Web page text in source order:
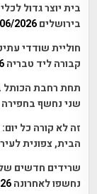
בית יוצר גדול
בירושלים 2026
חוליית שודדי
קבורה ליד טבריה
תחת רחבת הכותל
שני נחשף בחפירה
זה לא קורה כל
הבית, צפונית
שרידים חדשים
נחשפו לאחרונה